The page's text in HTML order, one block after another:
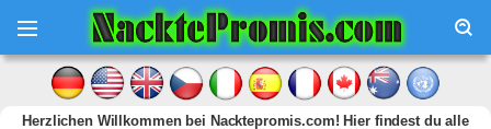
Herzlichen Willkommen bei Nacktepromis.com! Hier findest du alle